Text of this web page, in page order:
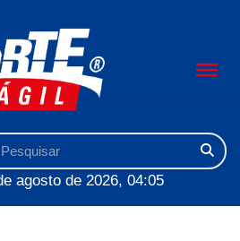
agosto de 2026, 04:05